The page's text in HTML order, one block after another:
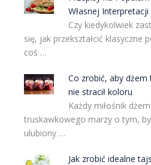
Własnej Interpretacji
Czy kiedykolwiek
się, jak przekształcić klasyczne
coś …
Co zrobić, aby
nie stracił koloru
Każdy miłośnik
truskawkowego marzy o tym,
ulubiony …
Jak zrobić idealne